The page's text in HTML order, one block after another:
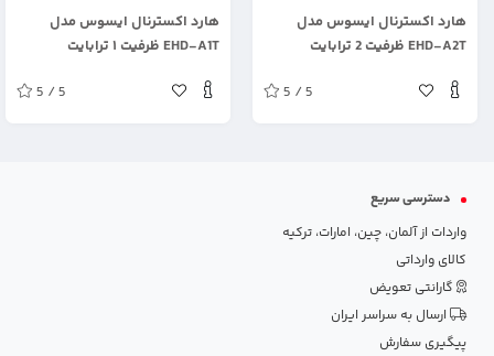
هارد اکسترنال ایسوس مدل
EHD-A2T ظرفیت 2 ترابایت
5 / 5
هارد اکسترنال ایسوس مدل
EHD-A1T ظرفیت ۱ ترابایت
5 / 5
دسترسی سریع
واردات از آلمان، چین، امارات، ترکیه
کالای وارداتی
گارانتی تعویض
ارسال به سراسر ایران
پیگیری سفارش